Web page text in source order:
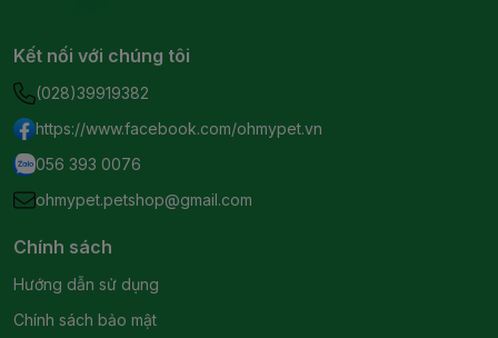
Kết nối với chúng tôi
(028)39919382
https://www.facebook.com/ohmypet.vn
056 393 0076
ohmypet.petshop@gmail.com
Chính sách
Hướng dẫn sử dụng
Chính sách bảo mật